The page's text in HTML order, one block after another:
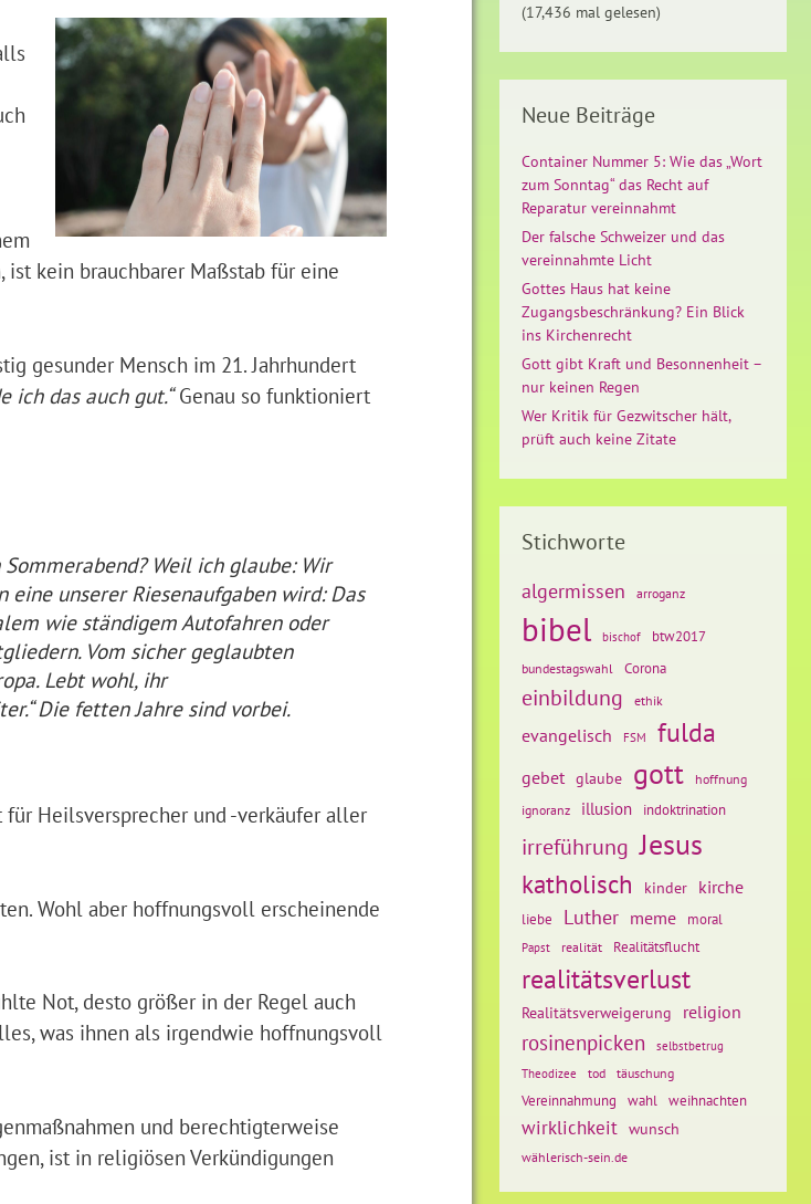
kein brauchbarer Maßstab für eine
gesunder Mensch im 21. Jahrhundert
ich das auch gut.“Genau so funktioniert
Weil ich glaube: Wir
unserer Riesenaufgaben wird: Das
wie ständigem Autofahren oder
Vom sicher geglaubten
Lebt wohl, ihr
Die fetten Jahre sind vorbei.
Heilsversprecher und -verkäufer aller
Wohl aber hoffnungsvoll erscheinende
Not, desto größer in der Regel auch
was ihnen als irgendwie hoffnungsvoll
und berechtigterweise
ist in religiösen Verkündigungen
(17,436 mal gelesen)
Neue Beiträge
Container Nummer 5: Wie das „Wort
zum Sonntag“ das Recht auf
Reparatur vereinnahmt
Der falsche Schweizer und das
vereinnahmte Licht
Gottes Haus hat keine
Zugangsbeschränkung? Ein Blick
ins Kirchenrecht
Gott gibt Kraft und Besonnenheit –
nur keinen Regen
Wer Kritik für Gezwitscher hält,
prüft auch keine Zitate
Stichworte
algermissen arroganz
bibel bischof btw2017
bundestagswahl Corona
einbildung ethik
evangelisch FSM fulda
gebet glaube gott
hoffnung
ignoranz
illusion indoktrination
irreführung Jesus
katholisch kinder kirche
liebe Luther meme moral
Papst realität Realitätsflucht
realitätsverlust
Realitätsverweigerung religion
rosinenpicken
selbstbetrug
Theodizee
tod täuschung
Vereinnahmung wahl weihnachten
wirklichkeit wunsch
wählerisch-sein.de